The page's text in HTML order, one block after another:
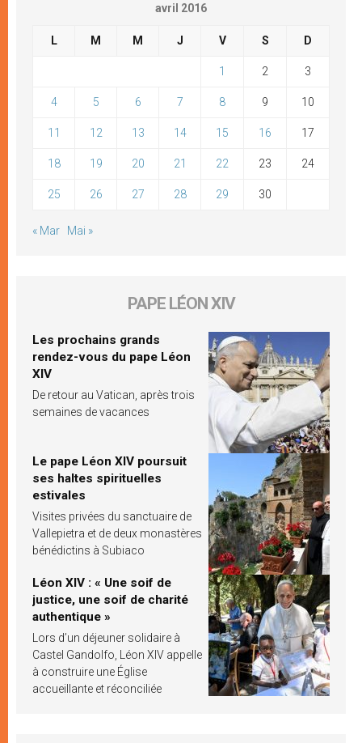
avril 2016
L M M J V S D
1 2 3
4 5 6 7 8 9 10
11 12 13 14 15 16 17
18 19 20 21 22 23 24
25 26 27 28 29 30
« Mar Mai »
PAPE LÉON XIV
Les prochains grands
rendez-vous du pape Léon
XIV
De retour au Vatican, après trois
semaines de vacances
Le pape Léon XIV poursuit
ses haltes spirituelles
estivales
Visites privées du sanctuaire de
Vallepietra et de deux monastères
bénédictins à Subiaco
Léon XIV : « Une soif de
justice, une soif de charité
authentique »
Lors d’un déjeuner solidaire à
Castel Gandolfo, Léon XIV appelle
à construire une Église
accueillante et réconciliée